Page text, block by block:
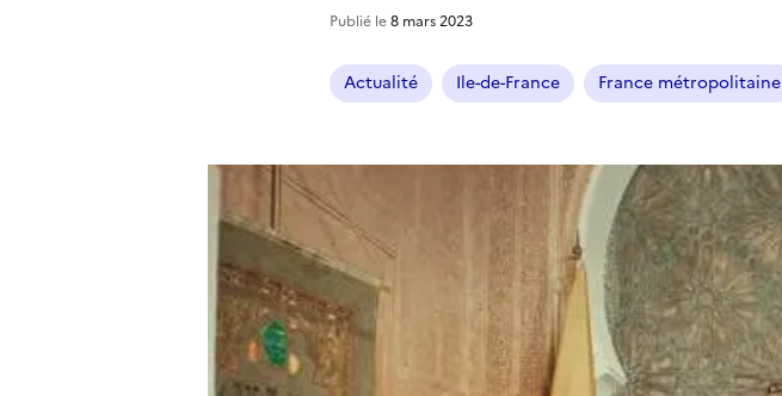
Publié le8 mars 2023
Actualité Ile-de-France France métropolitaine